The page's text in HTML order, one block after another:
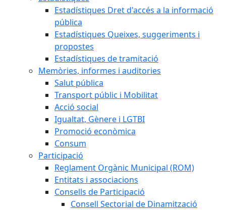
Estadístiques Dret d'accés a la informació
pública
Estadístiques Queixes, suggeriments i
propostes
Estadístiques de tramitació
Memòries, informes i auditories
Salut pública
Transport públic i Mobilitat
Acció social
Igualtat, Gènere i LGTBI
Promoció econòmica
Consum
Participació
Reglament Orgànic Municipal (ROM)
Entitats i associacions
Consells de Participació
Consell Sectorial de Dinamització